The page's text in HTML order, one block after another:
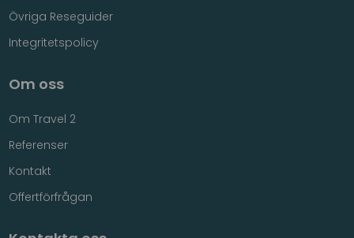
Övriga Reseguider
Integritetspolicy
Om oss
Om Travel 2
Referenser
Kontakt
Offertförfrågan